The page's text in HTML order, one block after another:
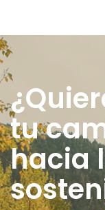
tu
hacia